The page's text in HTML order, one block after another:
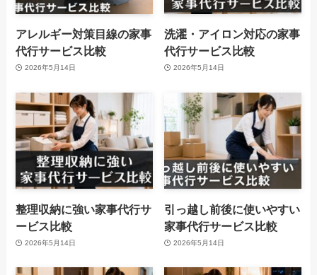
アレルギー対策目線の家事
代行サービス比較
2026年5月14日
洗濯・アイロン対応の家事
代行サービス比較
2026年5月14日
整理収納に強い家事代行サ
ービス比較
2026年5月14日
引っ越し前後に使いやすい
家事代行サービス比較
2026年5月14日